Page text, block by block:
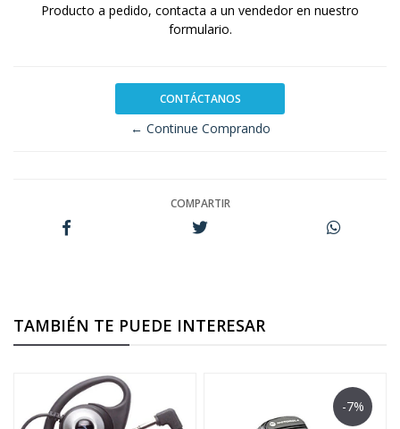
Producto a pedido, contacta a un vendedor en nuestro
formulario.
CONTÁCTANOS
← Continue Comprando
COMPARTIR
TAMBIÉN TE PUEDE INTERESAR
-7%